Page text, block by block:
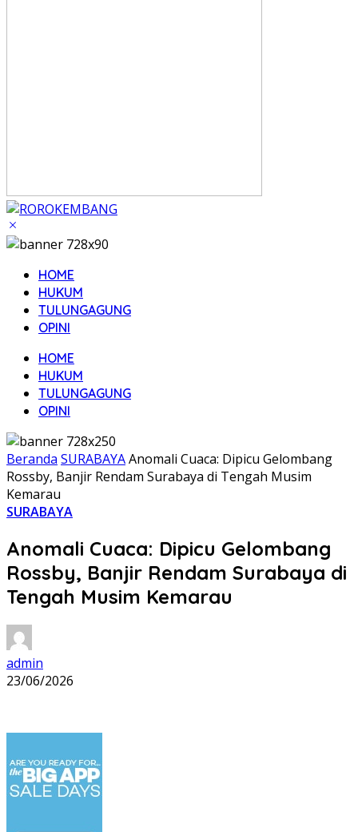
HOME
HUKUM
TULUNGAGUNG
OPINI
HOME
HUKUM
TULUNGAGUNG
OPINI
Beranda SURABAYAAnomali Cuaca: Dipicu Gelombang
Rossby, Banjir Rendam Surabaya di Tengah Musim
Kemarau
SURABAYA
Anomali Cuaca: Dipicu Gelombang
Rossby, Banjir Rendam Surabaya di
Tengah Musim Kemarau
admin
23/06/2026